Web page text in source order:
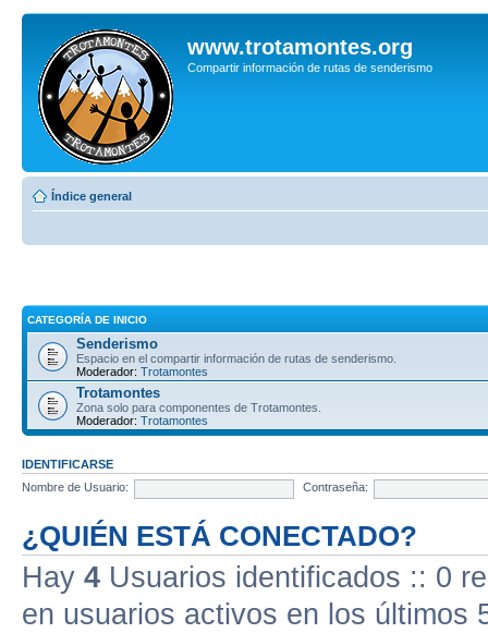
www.trotamontes.org
Compartir información de rutas de senderismo
Índice general
CATEGORÍA DE INICIO
Senderismo
Espacio en el compartir información de rutas de senderismo.
Moderador: Trotamontes
Trotamontes
Zona solo para componentes de Trotamontes.
Moderador: Trotamontes
IDENTIFICARSE
Nombre de Usuario:
Contraseña:
¿QUIÉN ESTÁ CONECTADO?
Hay 4 Usuarios identificados :: 0
en usuarios activos en los últimos